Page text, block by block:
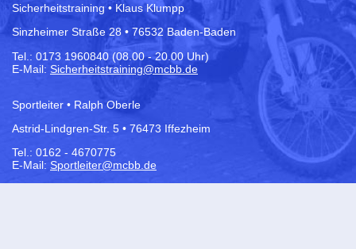
Sicherheitstraining • Klaus Klumpp
Sinzheimer Straße 28 • 76532 Baden-Baden
Tel.: 0173 1960840 (08.00 - 20.00 Uhr)
E-Mail: Sicherheitstraining@mcbb.de
Sportleiter • Ralph Oberle
Astrid-Lindgren-Str. 5 • 76473 Iffezheim
Tel.: 0162 - 4670775
E-Mail: Sportleiter@mcbb.de